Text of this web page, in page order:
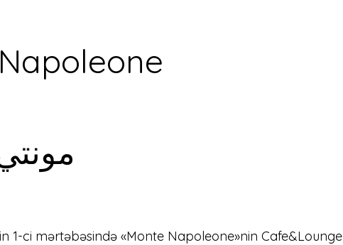
1-ci mərtəbəsində «Monte Napoleone»nin Cafe&Lounge